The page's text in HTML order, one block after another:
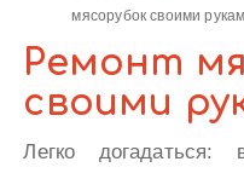
мясорубок своими
Ремонт
своими
Легко догадаться: